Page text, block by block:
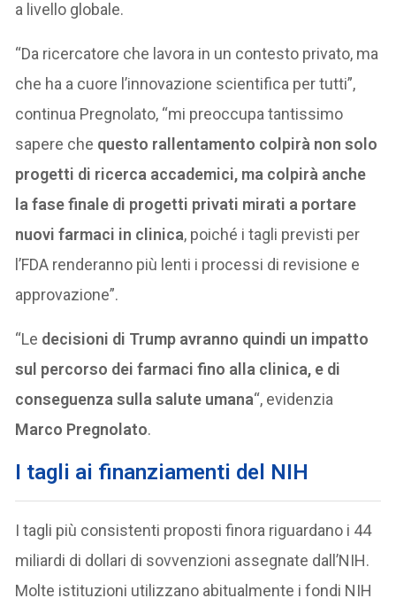
a livello globale.
“Da ricercatore che lavora in un contesto privato, ma
che ha a cuore l’innovazione scientifica per tutti”,
continua Pregnolato, “mi preoccupa tantissimo
sapere che questo rallentamento colpirà non solo
progetti di ricerca accademici, ma colpirà anche
la fase finale di progetti privati mirati a portare
nuovi farmaci in clinica, poiché i tagli previsti per
l’FDA renderanno più lenti i processi di revisione e
approvazione”.
“Le decisioni di Trump avranno quindi un impatto
sul percorso dei farmaci fino alla clinica, e di
conseguenza sulla salute umana“, evidenzia
Marco Pregnolato.
I tagli ai finanziamenti del NIH
I tagli più consistenti proposti finora riguardano i 44
miliardi di dollari di sovvenzioni assegnate dall’NIH.
Molte istituzioni utilizzano abitualmente i fondi NIH